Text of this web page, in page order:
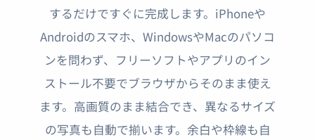
するだけですぐに完成します。iPhoneや
Androidのスマホ、WindowsやMacのパソコ
ンを問わず、フリーソフトやアプリのイン
ストール不要でブラウザからそのまま使え
ます。高画質のまま結合でき、異なるサイズ
の写真も自動で揃います。余白や枠線も自